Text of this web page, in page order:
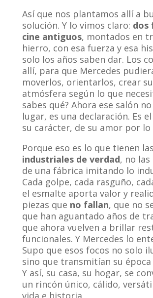
Así que nos plantamos allí a
solución. Y lo vimos claro: dos
cine antiguos, montados en
hierro, con esa fuerza y esa
solo los años saben dar. Los
allí, para que Mercedes
moverlos, orientarlos, crear
atmósfera según lo que
sabes qué? Ahora ese salón
lugar, es una declaración. Es
su carácter, de su amor por
Porque eso es lo que tienen
industriales de verdad, no las
de una fábrica imitando lo
Cada golpe, cada rasguño,
el esmalte aporta valor y
piezas que no fallan, que no
que han aguantado años de
que ahora vuelven a brillar
funcionales. Y Mercedes lo
Supo que esos focos no solo
sino que transmitían su época
Y así, su casa, su hogar, se
un rincón único, cálido,
vida e historia.